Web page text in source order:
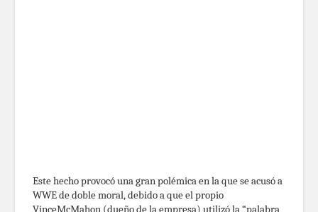
Este hecho provocó una gran polémica en la que se acusó a
WWE de doble moral, debido a que el propio
VinceMcMahon (dueño de la empresa) utilizó la “palabra